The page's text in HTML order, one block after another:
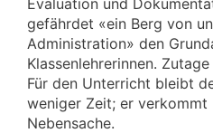
gefährdet «ein Berg von
Administration» den
Klassenlehrerinnen.
Für den Unterricht bleibt
weniger Zeit; er verkommt
Nebensache.